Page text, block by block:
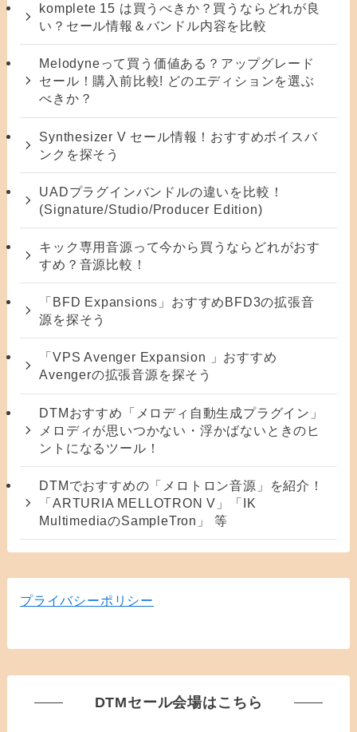
komplete 15 は買うべきか？買うならどれが良
い？セール情報＆バンドル内容を比較
Melodyneって買う価値ある？アップグレード
セール！購入前比較! どのエディションを選ぶ
べきか？
Synthesizer V セール情報！おすすめボイスバ
ンクを探そう
UADプラグインバンドルの違いを比較！
(Signature/Studio/Producer Edition)
キック専用音源って今から買うならどれがおす
すめ？音源比較！
「BFD Expansions」おすすめBFD3の拡張音
源を探そう
「VPS Avenger Expansion 」おすすめ
Avengerの拡張音源を探そう
DTMおすすめ「メロディ自動生成プラグイン」
メロディが思いつかない・浮かばないときのヒ
ントになるツール！
DTMでおすすめの「メロトロン音源」を紹介！
「ARTURIA MELLOTRON V」「IK
MultimediaのSampleTron」 等
プライバシーポリシー
DTMセール会場はこちら